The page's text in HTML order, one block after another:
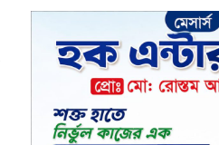
বিতরণ
সড়ক
রাখায়
পেলেন